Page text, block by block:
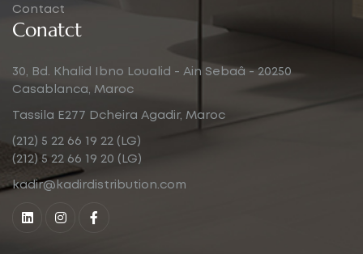
Contact
Conatct
30, Bd. Khalid Ibno Loualid - Ain Sebaâ - 20250
Casablanca, Maroc
Tassila E277 Dcheira Agadir, Maroc
(212) 5 22 66 19 22 (LG)
(212) 5 22 66 19 20 (LG)
kadir@kadirdistribution.com